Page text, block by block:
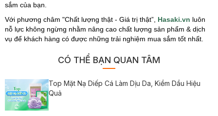
sắm của bạn.
Với phương châm "Chất lượng thật - Giá trị thật”, Hasaki.vn luôn
nỗ lực không ngừng nhằm nâng cao chất lượng sản phẩm & dịch
vụ để khách hàng có được những trải nghiệm mua sắm tốt nhất.
CÓ THỂ BẠN QUAN TÂM
Top Mặt Nạ Diếp Cá Làm Dịu Da, Kiềm Dầu Hiệu
Quả